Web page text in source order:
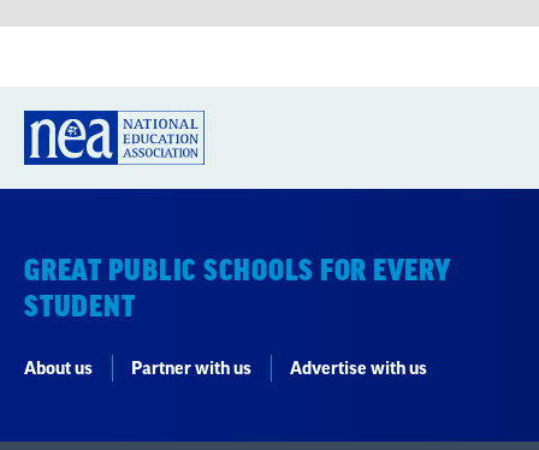
GREAT PUBLIC SCHOOLS FOR EVERY
STUDENT
About us Partner with us Advertise with us